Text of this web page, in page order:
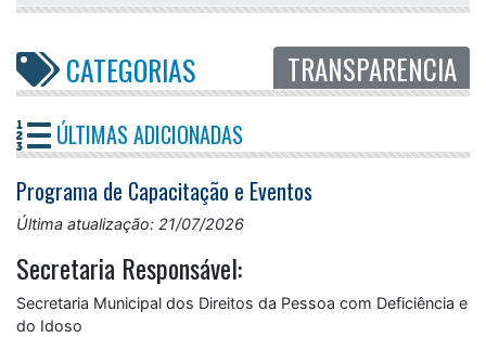
CATEGORIAS TRANSPARENCIA
ÚLTIMAS ADICIONADAS
Programa de Capacitação e Eventos
Última atualização: 21/07/2026
Secretaria Responsável:
Secretaria Municipal dos Direitos da Pessoa com Deficiência e
do Idoso